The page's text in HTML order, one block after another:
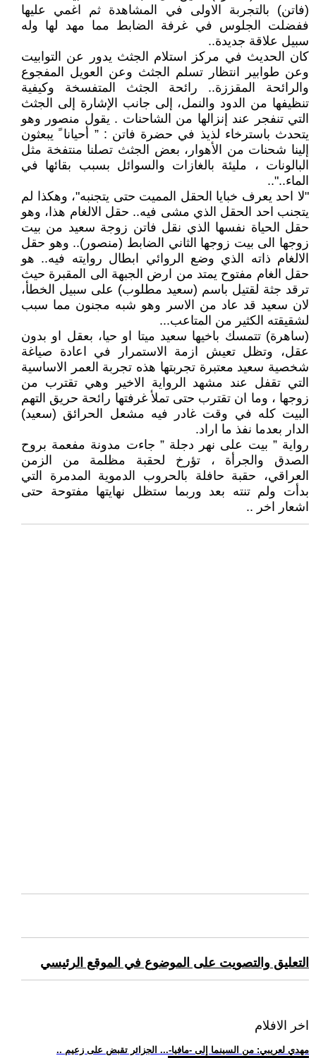
(فاتن) بالتجربة الاولى في المشاهدة ثم اغمي عليها
ففضلت الجلوس في غرفة الضابط مما مهد لها وله
سبيل علاقة جديدة..
كان الحديث في مركز استلام الجثث يدور عن التوابيت
وعن طوابير انتظار تسلم الجثث وعن العويل المفجوع
والرائحة المقززة.. رائحة الجثث المتفسخة وكيفية
تنظيفها من الدود والنمل، إلى جانب الإشارة إلى الجثث
التي تنفجر عند إنزالها من الشاحنات . يقول منصور وهو
يتحدث باسترخاء لذيذ في حضرة فاتن : ” أحيانا ً يبعثون
إلينا شحنات من الأهوار، بعض الجثث تصلنا منتفخة مثل
البالونات ، مليئة بالغازات والسوائل بسبب بقائها في
الماء.."..
"لا احد يعرف خبايا الحقل المميت حتى يتجنبه"، وهكذا لم
يتجنب احد الحقل الذي مشى فيه.. حقل الالغام هذا، وهو
حقل الحياة نفسها الذي نقل فاتن زوجة سعيد من بيت
زوجها الى بيت زوجها الثاني الضابط (منصور).. وهو حقل
الالغام ذاته الذي وضع الروائي ابطال روايته فيه.. هو
حقل الغام مفتوح يمتد من ارض الجبهة الى المقبرة حيث
ترقد جثة لقتيل باسم (سعيد مطلوب) على سبيل الخطأ،
لان سعيد قد عاد من الاسر وهو شبه مجنون مما سبب
لشقيقته الكثير من المتاعب...
(ساهرة) تتمسك باخيها سعيد ميتا او حيا، بعقل او بدون
عقل، وتظل تعيش ازمة الاستمرار في اعادة صياغة
شخصية سعيد معتبرة تجربتها هذه تجربة العمر الاساسية
التي تقفل عند مشهد الرواية الاخير وهي تقترب من
زوجها ، وما ان تقترب حتى تملأ غرفتها رائحة حريق التهم
البيت كله في وقت غادر فيه مشعل الحرائق (سعيد)
الدار بعدما نفذ ما اراد.
رواية ” بيت على نهر دجلة ” جاءت مدونة مفعمة بروح
الصدق والجرأة ، تؤرخ لحقبة مظلمة من الزمن
العراقي، حقبة حافلة بالحروب الدموية المدمرة التي
بدأت ولم تنته بعد وربما ستظل نهايتها مفتوحة حتى
اشعار اخر ..
التعليق والتصويت على الموضوع في الموقع الرئيسي
اخر الافلام
.. مهدي لعريبي: من السينما إلى -مافيا-... الجزائر تقبض على زعيم